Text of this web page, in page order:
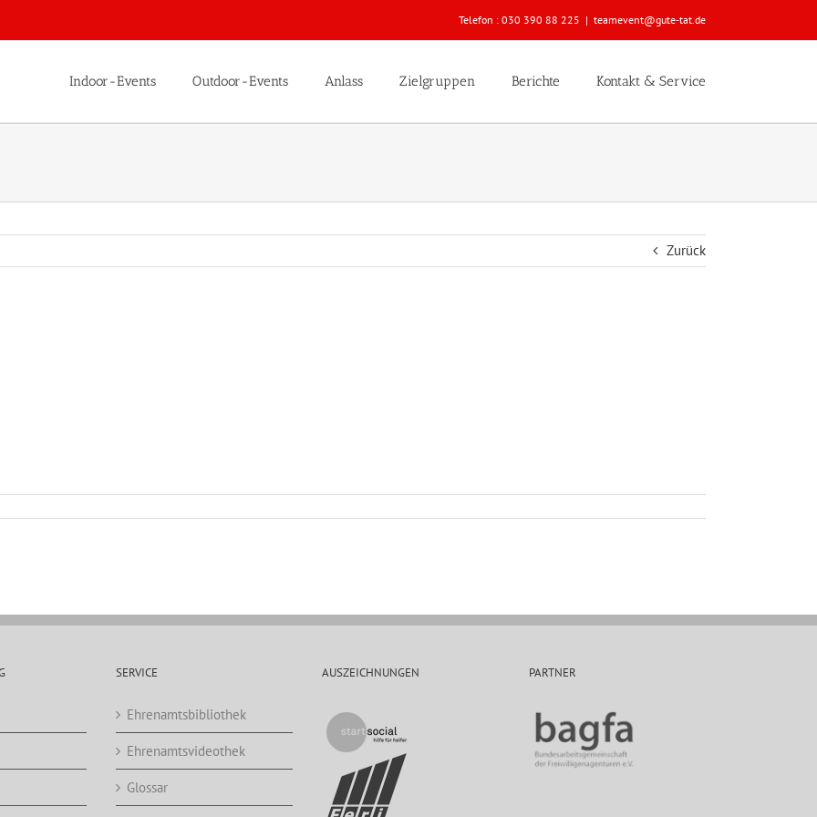
Telefon : 030 390 88 225 | teamevent@gute-tat.de
Indoor-Events Outdoor-Events Anlass Zielgruppen Berichte Kontakt & Service
Zurück
SERVICE
Ehrenamtsbibliothek
Ehrenamtsvideothek
Glossar
AUSZEICHNUNGEN PARTNER